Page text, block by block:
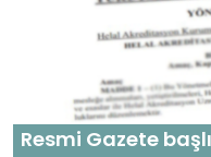
Resmi Gazete